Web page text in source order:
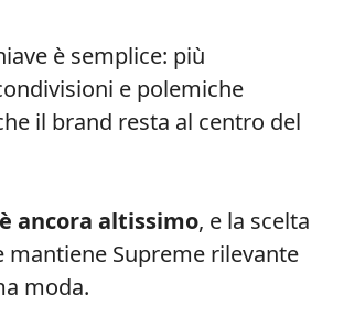
è semplice: più
e polemiche
il brand resta al centro del
ancora altissimo, e la scelta
mantiene Supreme rilevante
moda.